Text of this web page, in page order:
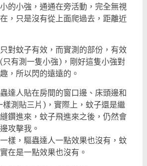
的小強，通通在旁活動，完全無視
，只是沒有從上面爬過去，距離近
對蚊子有效，而實測的部份，有效
只有測一隻小強)，剛好這隻小強對
，所以閃的遠遠的。
達人貼在房間的窗口邊、床頭邊和
樣測貼三片)，實際上，蚊子還是繼
鑽進來，蚊子飛進來之後，仍然會
攻擊我。
樣，驅蟲達人一點效果也沒有，蚊
在是一點效果也沒有。